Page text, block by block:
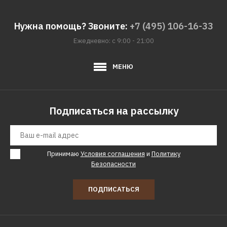
ДОБАВИТЬ К СРАВНЕНИЮ
КУПИТЬ
ДОБАВИТЬ К СРАВНЕНИЮ
ДОБАВИТЬ В ПОЖЕЛАНИЯ
Нужна помощь? Звоните: +7 (495) 106-16-33
Ежедневно: с 9:00 - 21:00
МЕНЮ
Подписаться на рассылку
Принимаю Условия соглашения и Политику
Безопасности
ПОДПИСАТЬСЯ